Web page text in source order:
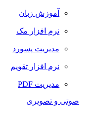
آموزش زبان
نرم افزار مک
مدیریت پسورد
نرم افزار تقویم
مدیریت PDF
صوتی و تصویری